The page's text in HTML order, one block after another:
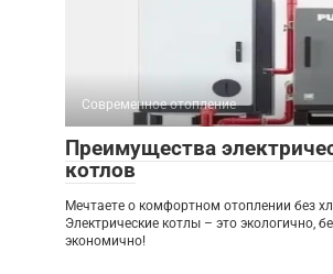
Современное отопление
Преимущества
котлов
Мечтаете о комфортном отоплении без
Электрические котлы – это экологично,
экономично!